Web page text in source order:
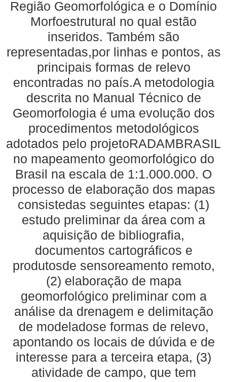
Região Geomorfológica e o Domínio
Morfoestrutural no qual estão
inseridos. Também são
representadas,por linhas e pontos, as
principais formas de relevo
encontradas no país.A metodologia
descrita no Manual Técnico de
Geomorfologia é uma evolução dos
procedimentos metodológicos
adotados pelo projetoRADAMBRASIL
no mapeamento geomorfológico do
Brasil na escala de 1:1.000.000. O
processo de elaboração dos mapas
consistedas seguintes etapas: (1)
estudo preliminar da área com a
aquisição de bibliografia,
documentos cartográficos e
produtosde sensoreamento remoto,
(2) elaboração de mapa
geomorfológico preliminar com a
análise da drenagem e delimitação
de modeladose formas de relevo,
apontando os locais de dúvida e de
interesse para a terceira etapa, (3)
atividade de campo, que tem